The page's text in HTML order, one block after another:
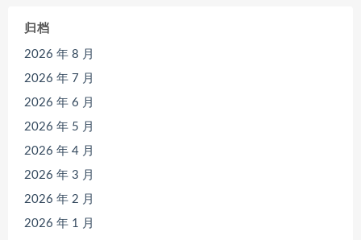
归档
2026 年 8 月
2026 年 7 月
2026 年 6 月
2026 年 5 月
2026 年 4 月
2026 年 3 月
2026 年 2 月
2026 年 1 月